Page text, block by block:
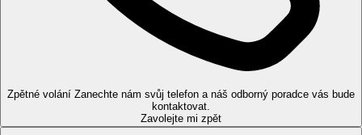
Dvoulůžkový pokoj:koupelna/WC, vysoušeč vlasů,
klimatizace, wifi (zdarma), TV, telefon, minibar (při příjezdu
naplněn vodou), trezor (za poplatek), set na přípravu kávy a
čaje, balkon/terasa, velikost pokoje 32 m2.
Ostatní typy pokojů(pokud není uvedeno jinak, mají pokoje
výše uvedené vybavení)
Zpětné volání Zanechte nám svůj telefon a náš odborný poradce vás bude
kontaktovat.
Zavolejte mi zpět